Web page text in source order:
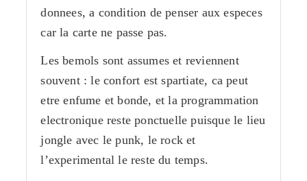
donnees, a condition de penser aux especes
car la carte ne passe pas.
Les bemols sont assumes et reviennent
souvent : le confort est spartiate, ca peut
etre enfume et bonde, et la programmation
electronique reste ponctuelle puisque le lieu
jongle avec le punk, le rock et
l’experimental le reste du temps.